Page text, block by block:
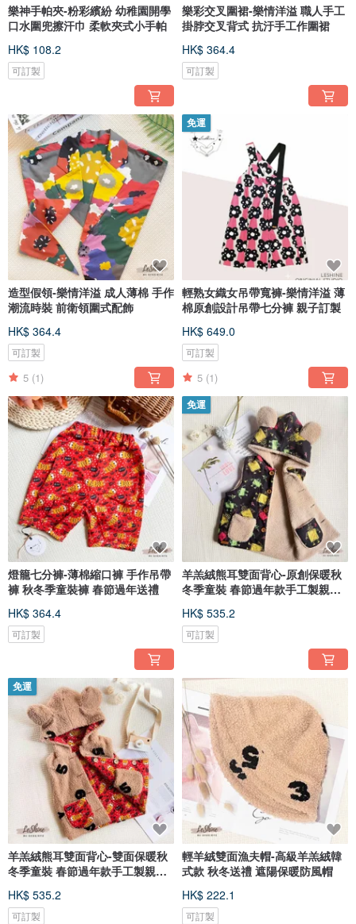
樂神手帕夾-粉彩繽紛 幼稚園開學
口水圍兜擦汗巾 柔軟夾式小手帕
HK$ 108.2
可訂製
樂彩交叉圍裙-樂情洋溢 職人手工
掛脖交叉背式 抗汙手工作圍裙
HK$ 364.4
可訂製
造型假領-樂情洋溢 成人薄棉 手作
潮流時裝 前衛領圍式配飾
HK$ 364.4
可訂製
5 (1)
免運
輕熟女織女吊帶寬褲-樂情洋溢 薄
棉原創設計吊帶七分褲 親子訂製
HK$ 649.0
可訂製
5 (1)
燈籠七分褲-薄棉縮口褲 手作吊帶
褲 秋冬季童裝褲 春節過年送禮
HK$ 364.4
可訂製
免運
羊羔絨熊耳雙面背心-原創保暖秋
冬季童裝 春節過年款手工製親子
HK$ 535.2
可訂製
免運
羊羔絨熊耳雙面背心-雙面保暖秋
冬季童裝 春節過年款手工製親子
HK$ 535.2
可訂製
輕羊絨雙面漁夫帽-高級羊羔絨韓
式款 秋冬送禮 遮陽保暖防風帽
HK$ 222.1
可訂製